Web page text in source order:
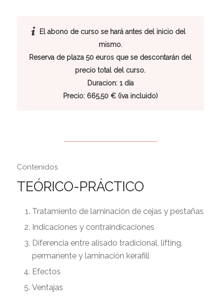
El abono de curso se hará antes del inicio del
mismo.
Reserva de plaza 50 euros que se descontarán del
precio total del curso.
Duracion: 1 día
Precio: 665,50 € (iva incluido)
Contenidos
TEÓRICO-PRÁCTICO
Tratamiento de laminación de cejas y pestañas
Indicaciones y contraindicaciones
Diferencia entre alisado tradicional, lifting,
permanente y laminación kerafill
Efectos
Ventajas